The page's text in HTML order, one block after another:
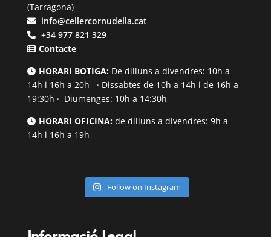
(Tarragona)
info@cellercornudella.cat
+34 977 821 329
Contacte
HORARI BOTIGA:De dilluns a divendres: 10h a
14h i 16h a 20h · Dissabtes de 10h a 14h i de 16h a
19:30h · Diumenges: 10h a 14:30h
HORARI OFICINA:de dilluns a divendres: 9h a
14h i 16h a 19h
Follow on Instagram